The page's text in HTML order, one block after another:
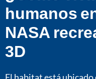
humanos
NASA
3D
El habitat está ubicado